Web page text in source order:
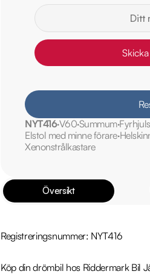
NYT416V60Summum
Elstol med minne förare
Xenonstrålkastare
Översikt
Registreringsnummer: NYT416
Köp din drömbil hos Riddermark Bil